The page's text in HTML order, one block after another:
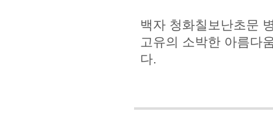
백자 청화칠보난초문
고유의 소박한 아름다
다.